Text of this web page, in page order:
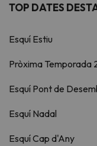
TOP DATES
Esquí Estiu
Pròxima Temporada
Esquí Pont de
Esquí Nadal
Esquí Cap d'Any